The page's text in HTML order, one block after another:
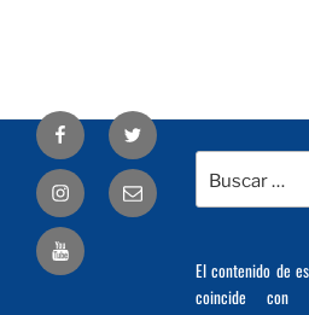
por:
El contenido de
coincide
Facebook Twitter
Correo
electrónico